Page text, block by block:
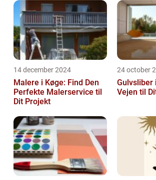
14 december 2024
Malere i Køge: Find Den
Perfekte Malerservice til
Dit Projekt
24 october
Gulvsliber
Vejen til